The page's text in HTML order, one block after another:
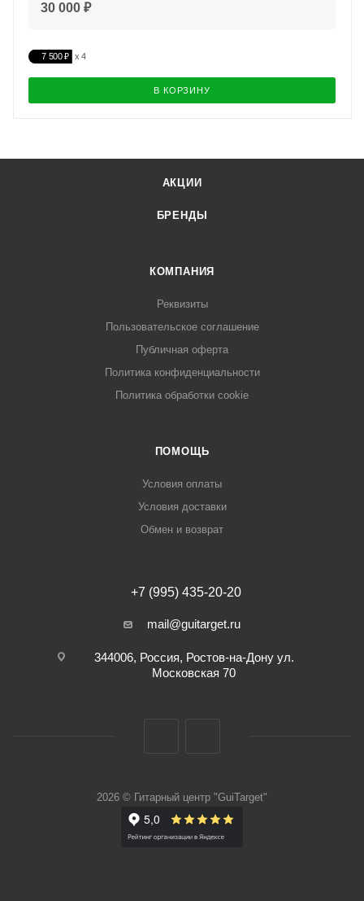
30 000 ₽
7 500 ₽
В КОРЗИНУ
АКЦИИ
БРЕНДЫ
КОМПАНИЯ
Реквизиты
Пользовательское соглашение
Публичная оферта
Политика конфиденциальности
Политика обработки cookie
ПОМОЩЬ
Условия оплаты
Условия доставки
Обмен и возврат
+7 (995) 435-20-20
mail@guitarget.ru
344006, Россия, Ростов-на-Дону ул.
Московская 70
2026 © Гитарный центр "GuiTarget"